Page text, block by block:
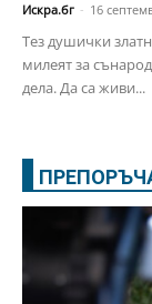
Искра.бг - 16
Тез душички
милеят за
дела. Да са живи...